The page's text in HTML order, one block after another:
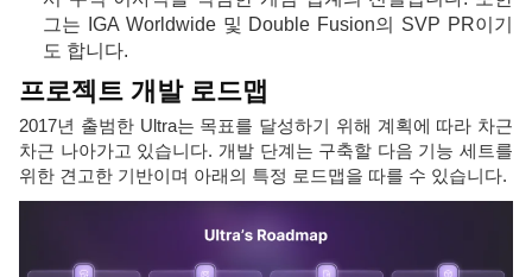
그는 IGA Worldwide 및 Double Fusion의 SVP PR이기
도 합니다.
프로젝트 개발 로드맵
2017년 출범한 Ultra는 목표를 달성하기 위해 계획에 따라 차근
차근 나아가고 있습니다. 개발 단계는 구축할 다음 기능 세트를
위한 견고한 기반이며 아래의 특정 로드맵을 따를 수 있습니다.